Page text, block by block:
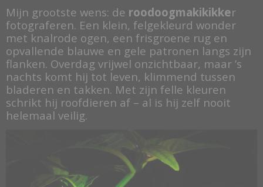
Mijn grootste wens: de roodoogmakikikker
fotograferen. Een klein, felgekleurd wonder
met knalrode ogen, een frisgroene rug en
opvallende blauwe en gele patronen langs zijn
flanken. Overdag vrijwel onzichtbaar, maar ’s
nachts komt hij tot leven, klimmend tussen
bladeren en takken. Met zijn felle kleuren
schrikt hij roofdieren af – al is hij zelf nooit
helemaal veilig.